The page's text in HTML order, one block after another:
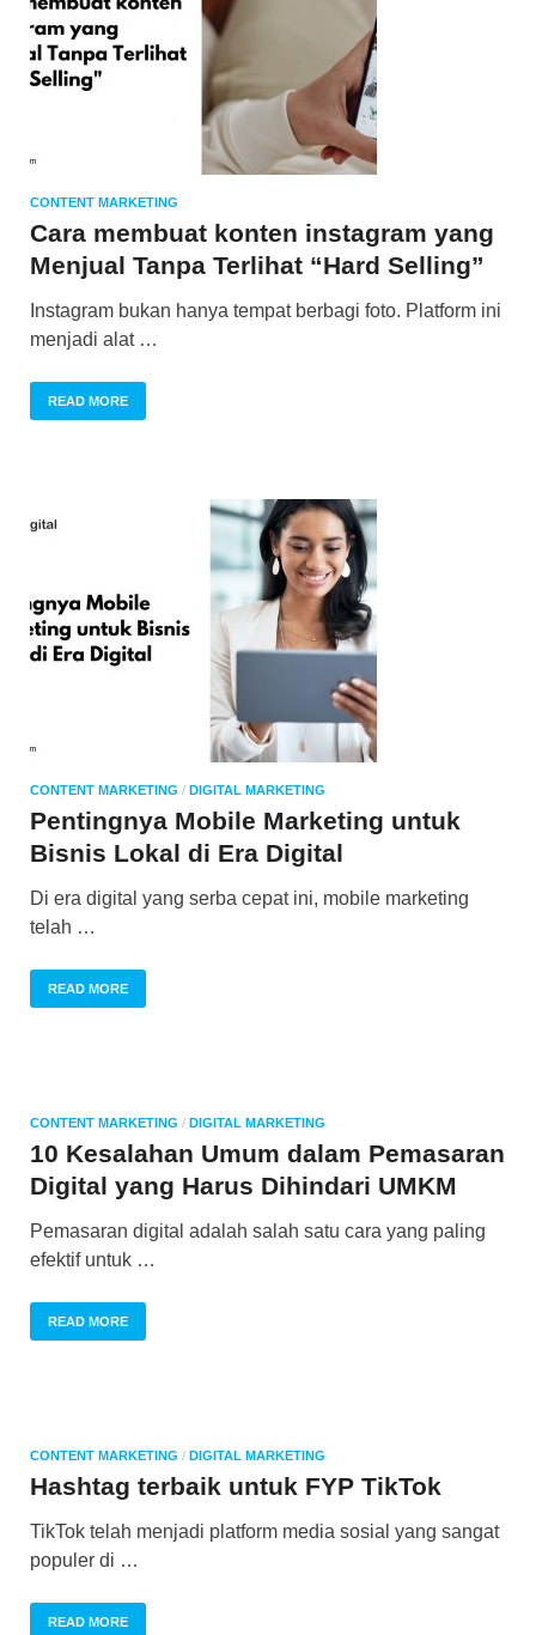
CONTENT MARKETING
Cara membuat konten instagram yang
Menjual Tanpa Terlihat “Hard Selling”
Instagram bukan hanya tempat berbagi foto. Platform ini
menjadi alat …
READ MORE
CONTENT MARKETING / DIGITAL MARKETING
Pentingnya Mobile Marketing untuk
Bisnis Lokal di Era Digital
Di era digital yang serba cepat ini, mobile marketing
telah …
READ MORE
CONTENT MARKETING / DIGITAL MARKETING
10 Kesalahan Umum dalam Pemasaran
Digital yang Harus Dihindari UMKM
Pemasaran digital adalah salah satu cara yang paling
efektif untuk …
READ MORE
CONTENT MARKETING / DIGITAL MARKETING
Hashtag terbaik untuk FYP TikTok
TikTok telah menjadi platform media sosial yang sangat
populer di …
READ MORE